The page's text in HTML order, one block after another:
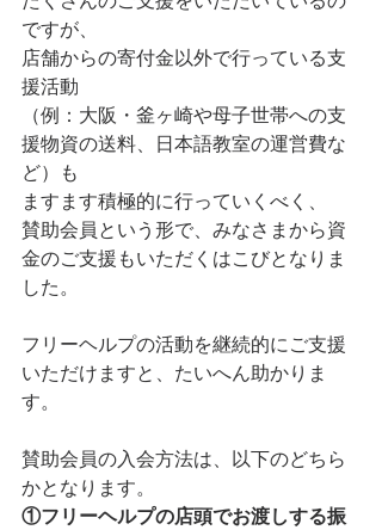
ですが、
店舗からの寄付金以外で行っている支
援活動
（例：大阪・釜ヶ崎や母子世帯への支
援物資の送料、日本語教室の運営費な
ど）も
ますます積極的に行っていくべく、
賛助会員という形で、みなさまから資
金のご支援もいただくはこびとなりま
した。
フリーヘルプの活動を継続的にご支援
いただけますと、たいへん助かりま
す。
賛助会員の入会方法は、以下のどちら
かとなります。
①フリーヘルプの店頭でお渡しする振